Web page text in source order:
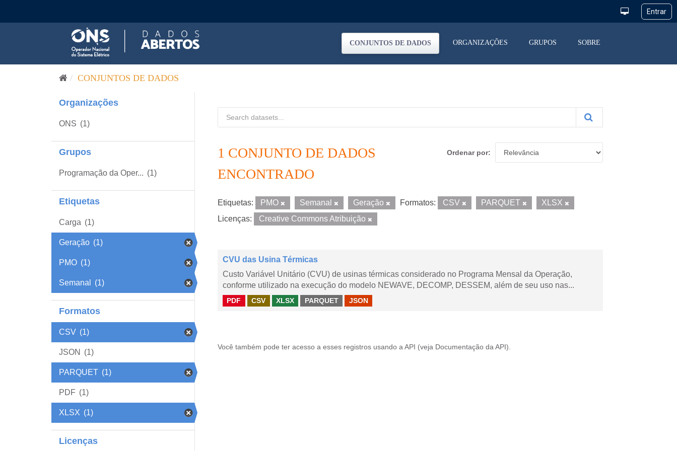
CONJUNTOS DE DADOS ORGANIZAÇÕES GRUPOS SOBRE
CONJUNTOS DE DADOS
Organizações
ONS (1)
Grupos
Programação da Oper... (1)
Etiquetas
Carga (1)
Geração (1)
PMO (1)
Semanal (1)
Formatos
CSV (1)
JSON (1)
PARQUET (1)
PDF (1)
XLSX (1)
Licenças
Ordenar por
1 CONJUNTO DE DADOS
ENCONTRADO
Etiquetas: PMO Semanal Geração Formatos: CSV PARQUET
XLSX
Licenças:
Creative Commons Atribuição
CVU das Usina Térmicas
Custo Variável Unitário (CVU) de usinas térmicas considerado no Programa Mensal da Operação,
conforme utilizado na execução do modelo NEWAVE, DECOMP, DESSEM, além de seu uso nas...
PDF CSV XLSX PARQUET JSON
Você também pode ter acesso a esses registros usando a API (veja Documentação da API ).